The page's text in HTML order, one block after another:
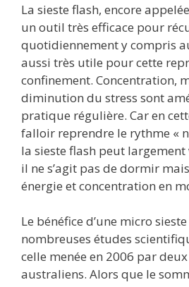
La sieste flash, encore
un outil très efficace pour
quotidiennement y compris
aussi très utile pour cette
confinement. Concentration,
diminution du stress sont
pratique régulière. Car en
falloir reprendre le rythme «
la sieste flash peut largement
il ne s’agit pas de dormir
énergie et concentration en
Le bénéfice d’une micro
nombreuses études
celle menée en 2006 par
australiens. Alors que le